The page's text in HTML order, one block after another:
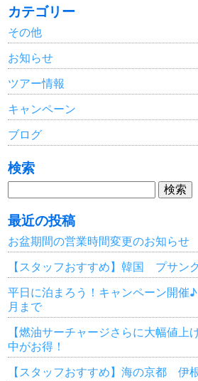
カテゴリー
その他
お知らせ
ツアー情報
キャンペーン
ブログ
検索
検
索:
最近の投稿
お盆期間の営業時間変更のお知らせ
【スタッフおすすめ】韓国 プサン
平日に泊まろう！キャンペーン開
月まで
【燃油サーチャージさらに大幅値上
中がお得！
【スタッフおすすめ】海の京都 伊